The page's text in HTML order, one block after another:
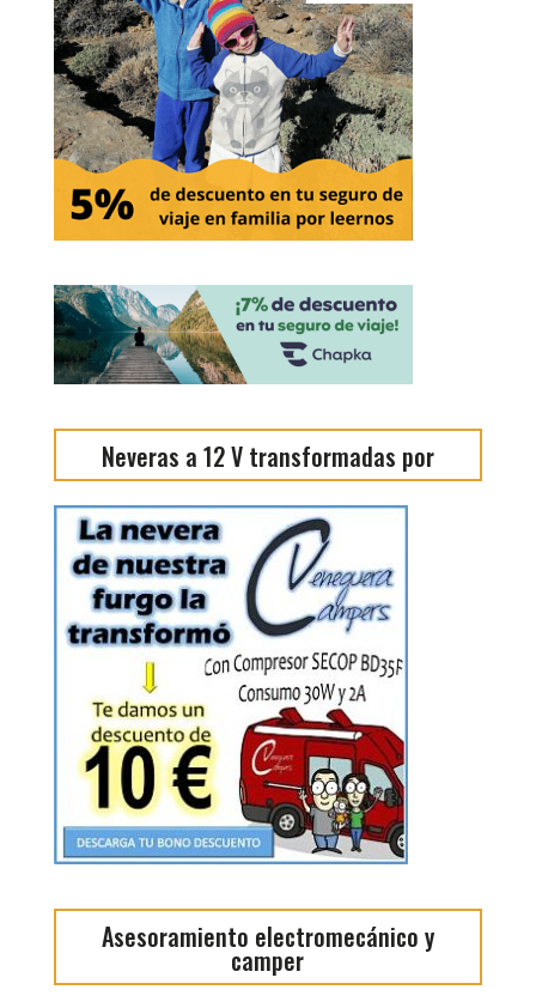
Neveras a 12 V transformadas por
Asesoramiento electromecánico y
camper